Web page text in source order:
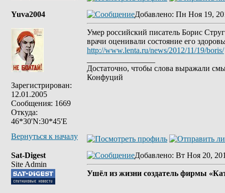
Yuva2004
Зарегистрирован:
12.01.2005
Сообщения: 1669
Откуда:
46*30'N:30*45'E
Добавлено: Пн Ноя 19,
Умер российский писатель Борис
врачи оценивали состояние его
http://www.lenta.ru/news/2012/11/19/boris/
Достаточно, чтобы слова выражали
Конфуций
Вернуться к началу
Sat-Digest
Site Admin
Добавлено: Вт Ноя 20,
Ушёл из жизни создатель фирмы